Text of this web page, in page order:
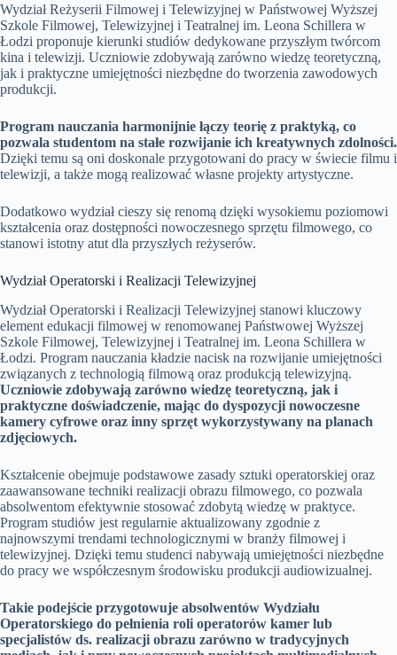
Wydział Reżyserii Filmowej i Telewizyjnej w Państwowej Wyższej
Szkole Filmowej, Telewizyjnej i Teatralnej im. Leona Schillera w
Łodzi proponuje kierunki studiów dedykowane przyszłym twórcom
kina i telewizji. Uczniowie zdobywają zarówno wiedzę teoretyczną,
jak i praktyczne umiejętności niezbędne do tworzenia zawodowych
produkcji.
Program nauczania harmonijnie łączy teorię z praktyką, co
pozwala studentom na stałe rozwijanie ich kreatywnych zdolności.
Dzięki temu są oni doskonale przygotowani do pracy w świecie filmu i
telewizji, a także mogą realizować własne projekty artystyczne.
Dodatkowo wydział cieszy się renomą dzięki wysokiemu poziomowi
kształcenia oraz dostępności nowoczesnego sprzętu filmowego, co
stanowi istotny atut dla przyszłych reżyserów.
Wydział Operatorski i Realizacji Telewizyjnej
Wydział Operatorski i Realizacji Telewizyjnej stanowi kluczowy
element edukacji filmowej w renomowanej Państwowej Wyższej
Szkole Filmowej, Telewizyjnej i Teatralnej im. Leona Schillera w
Łodzi. Program nauczania kładzie nacisk na rozwijanie umiejętności
związanych z technologią filmową oraz produkcją telewizyjną.
Uczniowie zdobywają zarówno wiedzę teoretyczną, jak i
praktyczne doświadczenie, mając do dyspozycji nowoczesne
kamery cyfrowe oraz inny sprzęt wykorzystywany na planach
zdjęciowych.
Kształcenie obejmuje podstawowe zasady sztuki operatorskiej oraz
zaawansowane techniki realizacji obrazu filmowego, co pozwala
absolwentom efektywnie stosować zdobytą wiedzę w praktyce.
Program studiów jest regularnie aktualizowany zgodnie z
najnowszymi trendami technologicznymi w branży filmowej i
telewizyjnej. Dzięki temu studenci nabywają umiejętności niezbędne
do pracy we współczesnym środowisku produkcji audiowizualnej.
Takie podejście przygotowuje absolwentów Wydziału
Operatorskiego do pełnienia roli operatorów kamer lub
specjalistów ds. realizacji obrazu zarówno w tradycyjnych